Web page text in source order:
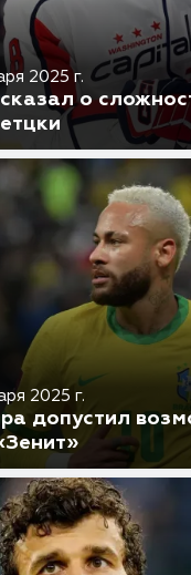
2025 г.
о
2025 г.
допустил